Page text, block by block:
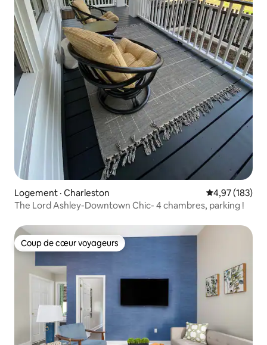
Logement · Charleston Note
4,97 (183)
The Lord Ashley-Downtown Chic- 4 chambres, parking !
Coup de cœur voyageurs
Coup de cœur voyageurs